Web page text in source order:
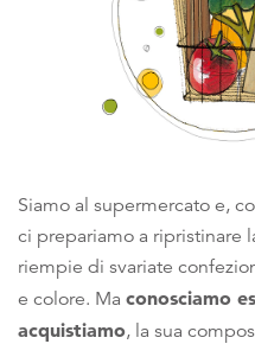
Siamo al supermercato e,
ci prepariamo a ripristinare
riempie di svariate
e colore. Ma conosciamo
acquistiamo, la sua